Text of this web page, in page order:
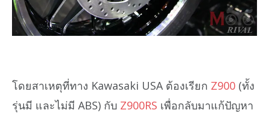
โดยสาเหตุที่ทาง Kawasaki USA ต้องเรียก Z900 (ทั้ง
รุ่นมี และไม่มี ABS) กับ Z900RS เพื่อกลับมาแก้ปัญหา